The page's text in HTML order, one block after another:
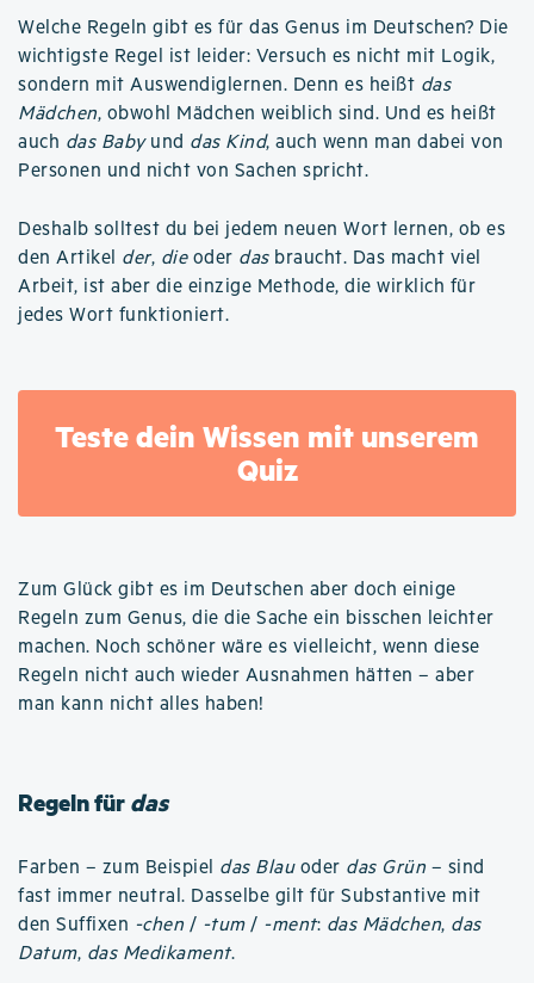
Welche Regeln gibt es für das Genus im Deutschen? Die
wichtigste Regel ist leider: Versuch es nicht mit Logik,
sondern mit Auswendiglernen. Denn es heißt das
Mädchen, obwohl Mädchen weiblich sind. Und es heißt
auch das Babyund das Kind, auch wenn man dabei von
Personen und nicht von Sachen spricht.
Deshalb solltest du bei jedem neuen Wort lernen, ob es
den Artikel der, dieoder dasbraucht. Das macht viel
Arbeit, ist aber die einzige Methode, die wirklich für
jedes Wort funktioniert.
Teste dein Wissen mit unserem
Quiz
Zum Glück gibt es im Deutschen aber doch einige
Regeln zum Genus, die die Sache ein bisschen leichter
machen. Noch schöner wäre es vielleicht, wenn diese
Regeln nicht auch wieder Ausnahmen hätten – aber
man kann nicht alles haben!
Regeln fürdas
Farben – zum Beispiel das Blauoder das Grün – sind
fast immer neutral. Dasselbe gilt für Substantive mit
den Suffixen -chen / -tum/ -ment: das Mädchen, das
Datum, das Medikament.